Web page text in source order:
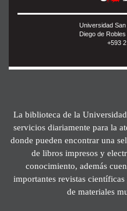
Universidad
Diego de
+593
La biblioteca de la
servicios diariamente para la
donde pueden encontrar una
de libros impresos y
conocimiento, además
importantes revistas
de materiales